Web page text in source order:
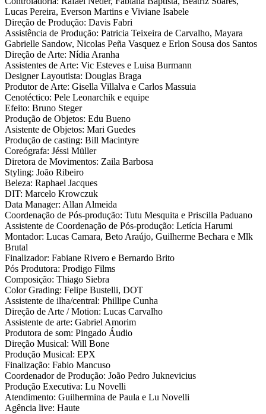
Lucas Pereira, Everson Martins e Viviane Isabele
Direção de Produção: Davis Fabri
Assistência de Produção: Patricia Teixeira de Carvalho, Mayara
Gabrielle Sandow, Nicolas Peña Vasquez e Erlon Sousa dos Santos
Direção de Arte: Nídia Aranha
Assistentes de Arte: Vic Esteves e Luisa Burmann
Designer Layoutista: Douglas Braga
Produtor de Arte: Gisella Villalva e Carlos Massuia
Cenotéctico: Pele Leonarchik e equipe
Efeito: Bruno Steger
Produção de Objetos: Edu Bueno
Asistente de Objetos: Mari Guedes
Produção de casting: Bill Macintyre
Coreógrafa: Jéssi Müller
Diretora de Movimentos: Zaila Barbosa
Styling: João Ribeiro
Beleza: Raphael Jacques
DIT: Marcelo Krowczuk
Data Manager: Allan Almeida
Coordenação de Pós-produção: Tutu Mesquita e Priscilla Paduano
Assistente de Coordenação de Pós-produção: Letícia Harumi
Montador: Lucas Camara, Beto Araújo, Guilherme Bechara e Mlk
Brutal
Finalizador: Fabiane Rivero e Bernardo Brito
Pós Produtora: Prodigo Films
Composição: Thiago Siebra
Color Grading: Felipe Bustelli, DOT
Assistente de ilha/central: Phillipe Cunha
Direção de Arte / Motion: Lucas Carvalho
Assistente de arte: Gabriel Amorim
Produtora de som: Pingado Áudio
Direção Musical: Will Bone
Produção Musical: EPX
Finalização: Fabio Mancuso
Coordenador de Produção: João Pedro Juknevicius
Produção Executiva: Lu Novelli
Atendimento: Guilhermina de Paula e Lu Novelli
Agência live: Haute